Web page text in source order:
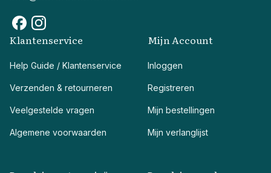
Klantenservice
Help Guide / Klantenservice
Verzenden & retourneren
Veelgestelde vragen
Algemene voorwaarden
Mijn Account
Inloggen
Registreren
Mijn bestellingen
Mijn verlanglijst